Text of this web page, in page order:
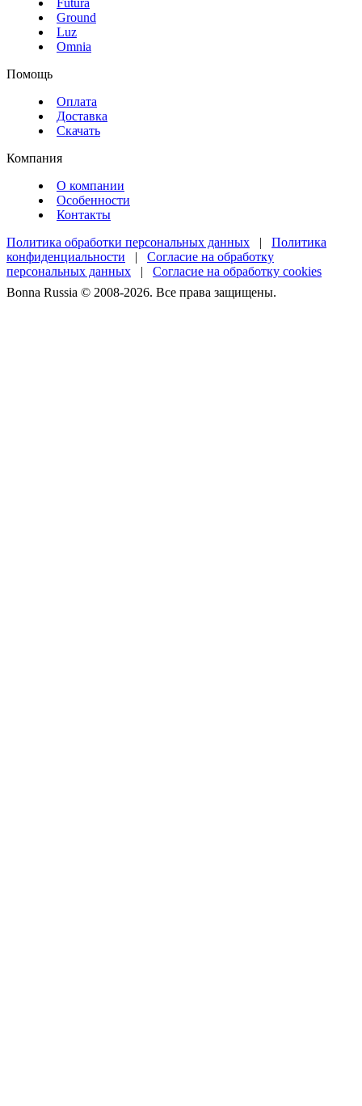
Futura
Ground
Luz
Omnia
Помощь
Оплата
Доставка
Скачать
Компания
О компании
Особенности
Контакты
Политика обработки персональных данных | Политика
конфиденциальности | Согласие на обработку
персональных данных | Согласие на обработку cookies
Bonna Russia © 2008-2026. Все права защищены.